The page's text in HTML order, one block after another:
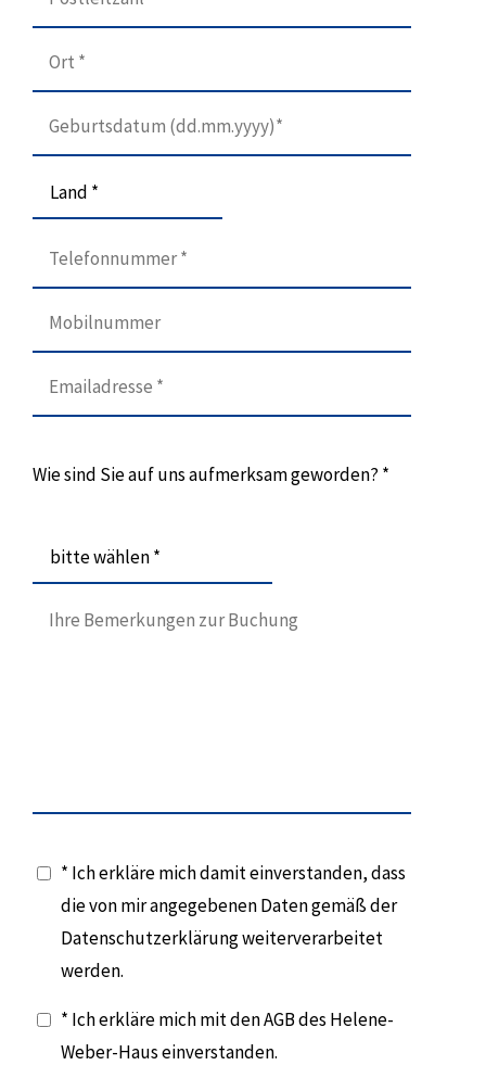
Land *
Wie sind Sie auf uns aufmerksam geworden? *
bitte wählen *
* Ich erkläre mich damit einverstanden, dass
die von mir angegebenen Daten gemäß der
Datenschutzerklärung weiterverarbeitet
werden.
* Ich erkläre mich mit den AGB des Helene-
Weber-Haus einverstanden.